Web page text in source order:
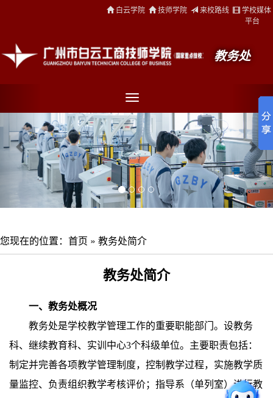
学校媒体
平台
来校路线
技师学院
白云学院
教务处
您现在的位置： 首页 » 教务处简介
教务处简介
一、教务处概况
教务处是学校教学管理工作的重要职能部门。设教务
科、继续教育科、实训中心3个科级单位。主要职责包括：
制定并完善各项教学管理制度，控制教学过程，实施教学质
量监控、负责组织教学考核评价；指导系（单列室）进行教